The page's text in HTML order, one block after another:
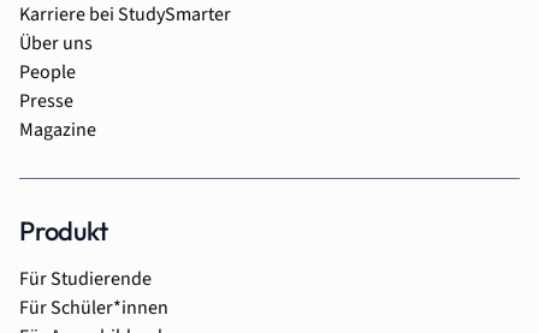
Karriere bei StudySmarter
Über uns
People
Presse
Magazine
Produkt
Für Studierende
Für Schüler*innen